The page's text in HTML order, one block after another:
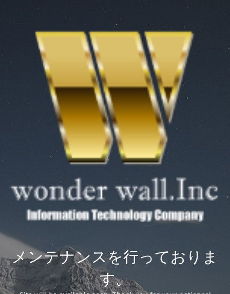
メンテナンスを行っておりま
す。